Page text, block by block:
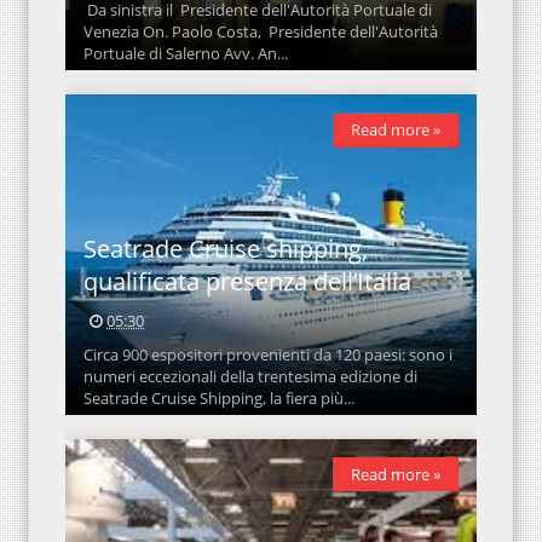
Da sinistra il Presidente dell'Autorità Portuale di
Venezia On. Paolo Costa, Presidente dell'Autorità
Portuale di Salerno Avv. An...
Seatrade Cruise shipping,
qualificata presenza dell’Italia
05:30
Circa 900 espositori provenienti da 120 paesi: sono i
numeri eccezionali della trentesima edizione di
Seatrade Cruise Shipping, la fiera più...
Read more »
Read more »